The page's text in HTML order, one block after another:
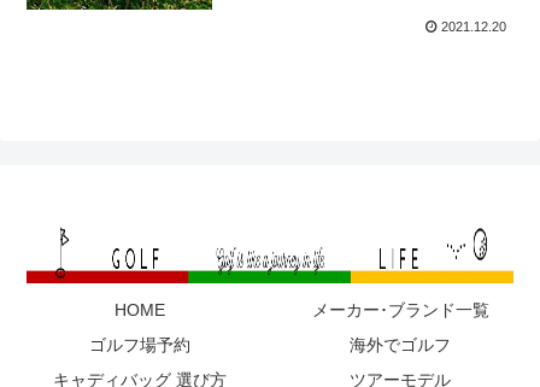
2021.12.20
HOME
メーカー･ブランド一覧
ゴルフ場予約
海外でゴルフ
キャディバッグ 選び方
ツアーモデル